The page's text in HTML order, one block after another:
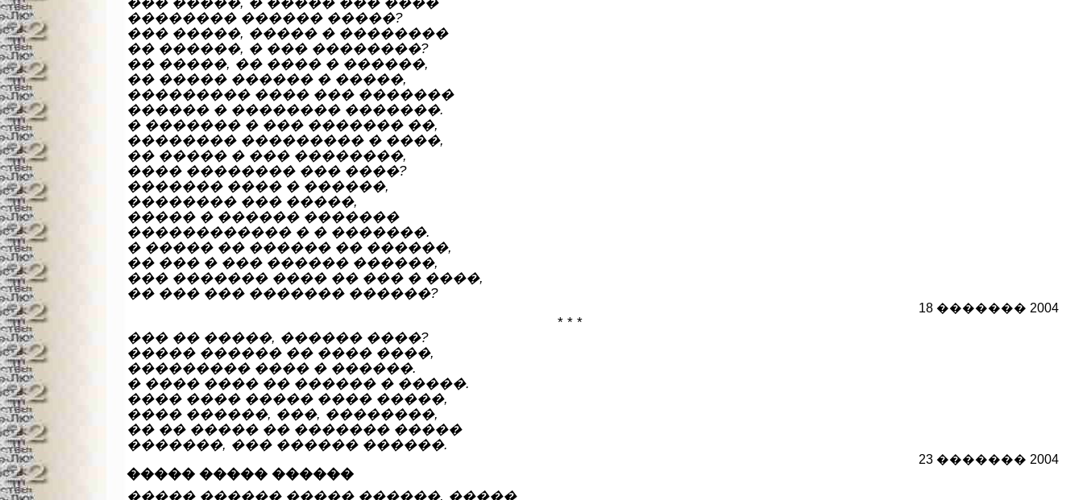
�������� ������ �����?
��� �����, ����� � ��������
�� ������, � ��� ��������?
�� �����, �� ���� � ������,
�� ����� ������ � �����,
��������� ���� ��� �������
������ � �������� �������.
� ������� � ��� ������� ��,
�������� ��������� � ����,
�� ����� � ��� ��������,
���� �������� ��� ����?
������� ���� � ������,
�������� ��� �����,
����� � ������ �������
������������ � � �������.
� ����� �� ������ �� ������,
�� ��� � ��� ������ ������,
��� ������� ���� �� ��� � ����,
�� ��� ��� ������� ������?
18 ������� 2004
* * *
��� �� �����, ������ ����?
����� ������ �� ���� ����,
��������� ���� � ������.
� ���� ���� �� ������ � �����.
���� ���� ����� ���� �����,
���� ������, ���, ��������,
�� �� ����� �� ������� �����
�������, ��� ������ ������.
23 ������� 2004
����� ����� ������
����� ������ ����� ������, �����